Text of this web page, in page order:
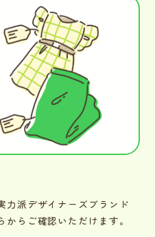
力派デザイナーズブランド
らご確認いただけます。